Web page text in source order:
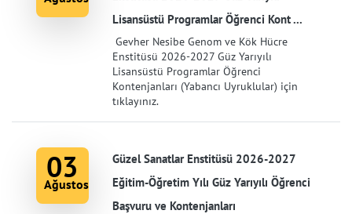
Lisansüstü Programlar Öğrenci Kont ...
Gevher Nesibe Genom ve Kök Hücre
Enstitüsü 2026-2027 Güz Yarıyılı
Lisansüstü Programlar Öğrenci
Kontenjanları (Yabancı Uyruklular) için
tıklayınız.
03
Ağustos
Güzel Sanatlar Enstitüsü 2026-2027
Eğitim-Öğretim Yılı Güz Yarıyılı Öğrenci
Başvuru ve Kontenjanları